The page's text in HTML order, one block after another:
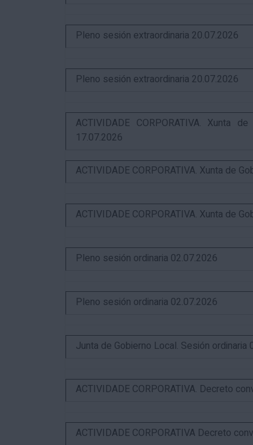
Pleno sesión extraordinaria 20.07.2026
Pleno sesión extraordinaria 20.07.2026
ACTIVIDADE CORPORATIVA. Xunta
17.07.2026
ACTIVIDADE CORPORATIVA. Xunta de
ACTIVIDADE CORPORATIVA. Xunta de
Pleno sesión ordinaria 02.07.2026
Pleno sesión ordinaria 02.07.2026
Junta de Gobierno Local. Sesión ordinaria
ACTIVIDADE CORPORATIVA. Decreto
ACTIVIDADE CORPORATIVA Decreto